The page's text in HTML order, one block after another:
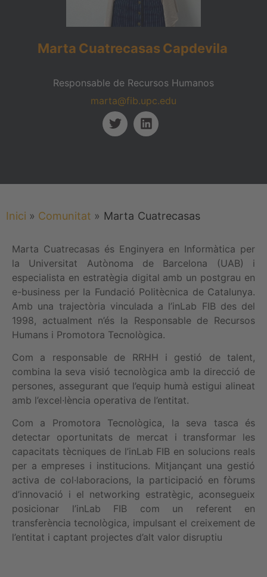
Marta Cuatrecasas Capdevila
Responsable de Recursos Humanos
marta@fib.upc.edu
Inici » Comunitat » Marta Cuatrecasas
Marta Cuatrecasas és Enginyera en Informàtica per
la Universitat Autònoma de Barcelona (UAB) i
especialista en estratègia digital amb un postgrau en
e-business per la Fundació Politècnica de Catalunya.
Amb una trajectòria vinculada a l’inLab FIB des del
1998, actualment n’és la Responsable de Recursos
Humans i Promotora Tecnològica.
Com a responsable de RRHH i gestió de talent,
combina la seva visió tecnològica amb la direcció de
persones, assegurant que l’equip humà estigui alineat
amb l’excel·lència operativa de l’entitat.
Com a Promotora Tecnològica, la seva tasca és
detectar oportunitats de mercat i transformar les
capacitats tècniques de l’inLab FIB en solucions reals
per a empreses i institucions. Mitjançant una gestió
activa de col·laboracions, la participació en fòrums
d’innovació i el networking estratègic, aconsegueix
posicionar l’inLab FIB com un referent en
transferència tecnològica, impulsant el creixement de
l’entitat i captant projectes d’alt valor disruptiu